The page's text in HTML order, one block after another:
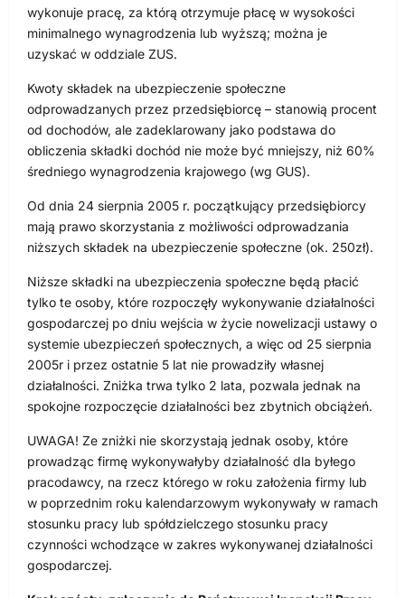
wykonuje pracę, za którą otrzymuje płacę w wysokości
minimalnego wynagrodzenia lub wyższą; można je
uzyskać w oddziale ZUS.
Kwoty składek na ubezpieczenie społeczne
odprowadzanych przez przedsiębiorcę – stanowią procent
od dochodów, ale zadeklarowany jako podstawa do
obliczenia składki dochód nie może być mniejszy, niż 60%
średniego wynagrodzenia krajowego (wg GUS).
Od dnia 24 sierpnia 2005 r. początkujący przedsiębiorcy
mają prawo skorzystania z możliwości odprowadzania
niższych składek na ubezpieczenie społeczne (ok. 250zł).
Niższe składki na ubezpieczenia społeczne będą płacić
tylko te osoby, które rozpoczęły wykonywanie działalności
gospodarczej po dniu wejścia w życie nowelizacji ustawy o
systemie ubezpieczeń społecznych, a więc od 25 sierpnia
2005r i przez ostatnie 5 lat nie prowadziły własnej
działalności. Zniżka trwa tylko 2 lata, pozwala jednak na
spokojne rozpoczęcie działalności bez zbytnich obciążeń.
UWAGA! Ze zniżki nie skorzystają jednak osoby, które
prowadząc firmę wykonywałyby działalność dla byłego
pracodawcy, na rzecz którego w roku założenia firmy lub
w poprzednim roku kalendarzowym wykonywały w ramach
stosunku pracy lub spółdzielczego stosunku pracy
czynności wchodzące w zakres wykonywanej działalności
gospodarczej.